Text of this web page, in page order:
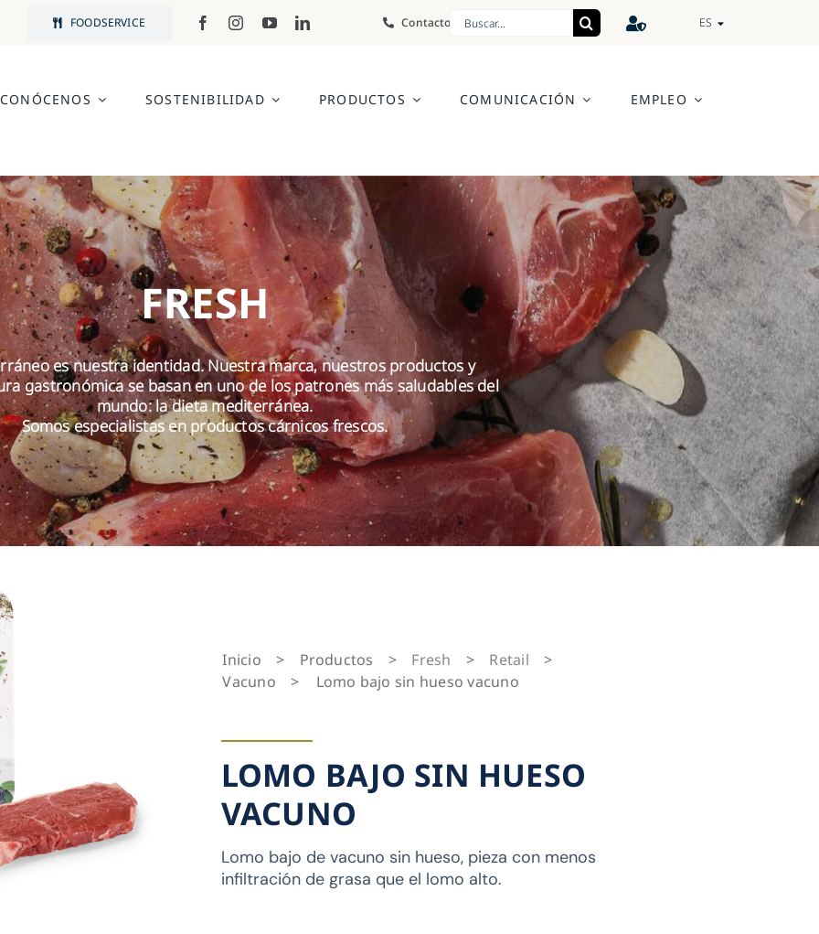
FOODSERVICE ContactoSearch
ES
CONÓCENOS SOSTENIBILIDAD PRODUCTOS COMUNICACIÓN EMPLEO
FRESH
es nuestra identidad. Nuestra marca, nuestros productos y
gastronómica se basan en uno de los patrones más saludables del
mundo: la dieta mediterránea.
Somos especialistas en productos cárnicos frescos.
Inicio > Productos > Fresh > Retail
>
Vacuno
> Lomo bajo sin hueso vacuno
LOMO BAJO SIN HUESO
VACUNO
Lomo bajo de vacuno sin hueso, pieza con menos
infiltración de grasa que el lomo alto.